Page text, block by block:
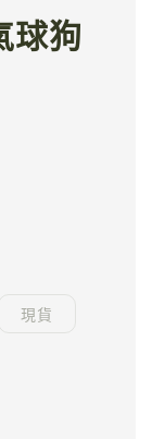
球狗
現貨